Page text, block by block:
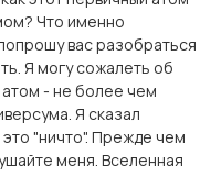
Что именно
вас разобраться
Я могу сожалеть об
- не более чем
Я сказал
"ничто". Прежде чем
меня. Вселенная